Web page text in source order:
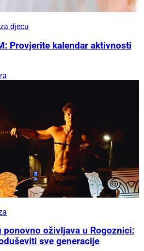
djecu
Provjerite kalendar aktivnosti
ponovno oživljava u Rogoznici:
sve generacije